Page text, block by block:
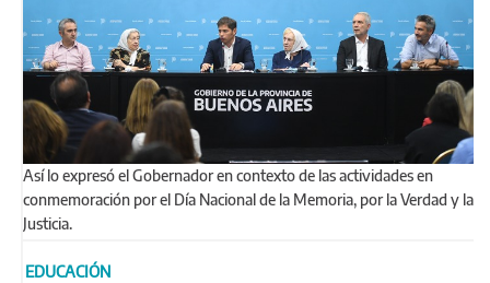
Así lo expresó el Gobernador en contexto de las actividades en
conmemoración por el Día Nacional de la Memoria, por la Verdad y la
Justicia.
EDUCACIÓN